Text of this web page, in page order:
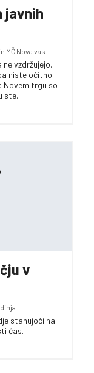
javnih
MČ Nova vas
vzdržujejo.
niste očitno
Novem trgu so
ste...
v
stanujoči na
čas.